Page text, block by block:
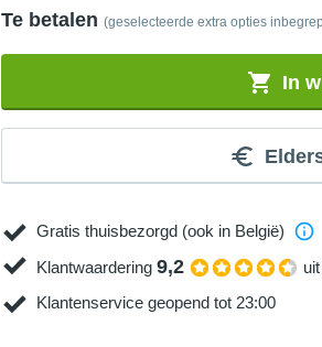
Te betalen (geselecteerde extra opties
In
Gratis thuisbezorgd (ook in België)
Klantwaardering 9,2 uit
Klantenservice geopend tot 23:00